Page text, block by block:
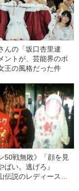
んの「坂口杏里逮
ントが、芸能界のポ
王の風格だった件
50戦無敗》「顔を見
ばい。逃げろ』
伝説のレディース初